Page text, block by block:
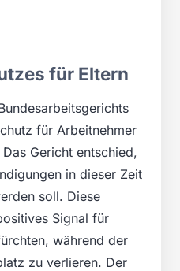
für Eltern
für Arbeitnehmer
Gericht entschied,
in dieser Zeit
soll. Diese
Signal für
während der
zu verlieren. Der